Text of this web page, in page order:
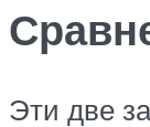
Эти две